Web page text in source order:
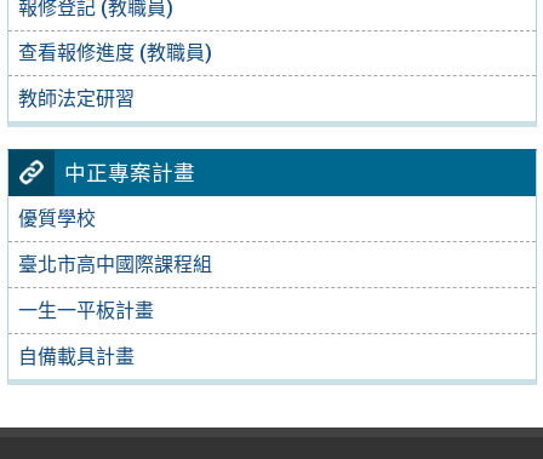
報修登記 (教職員)
查看報修進度 (教職員)
教師法定研習
中正專案計畫
優質學校
臺北市高中國際課程組
一生一平板計畫
自備載具計畫